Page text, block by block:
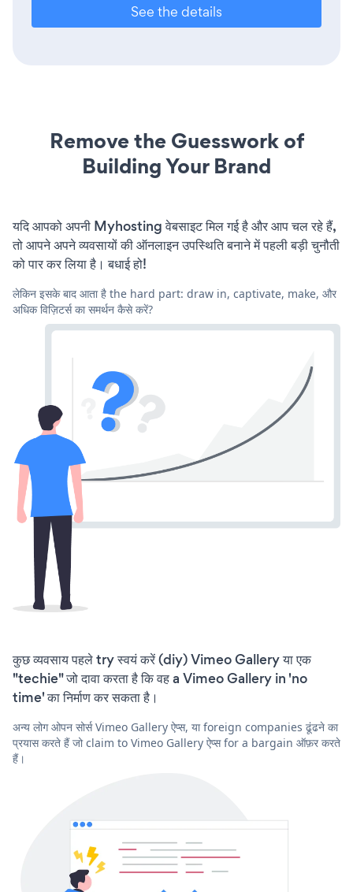
See the details
Remove the Guesswork of
Building Your Brand
यदि आपको अपनी Myhosting वेबसाइट मिल गई है और आप चल रहे हैं,
तो आपने अपने व्यवसायों की ऑनलाइन उपस्थिति बनाने में पहली बड़ी चुनौती
को पार कर लिया है। बधाई हो!
लेकिन इसके बाद आता है the hard part: draw in, captivate, make, और
अधिक विज़िटर्स का समर्थन कैसे करें?
कुछ व्यवसाय पहले try स्वयं करें (diy) Vimeo Gallery या एक
"techie" जो दावा करता है कि वह a Vimeo Gallery in 'no
time' का निर्माण कर सकता है।
अन्य लोग ओपन सोर्स Vimeo Gallery ऐप्स, या foreign companies ढूंढने का
प्रयास करते हैं जो claim to Vimeo Gallery ऐप्स for a bargain ऑफ़र करते
हैं।